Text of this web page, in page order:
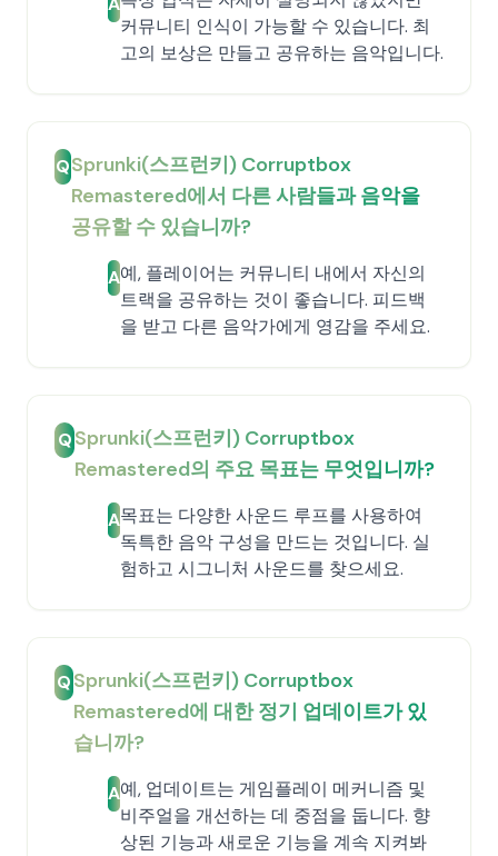
커뮤니티 인식이 가능할 수 있습니다. 최
고의 보상은 만들고 공유하는 음악입니다.
QSprunki(스프런키) Corruptbox
Remastered에서 다른 사람들과 음악을
공유할 수 있습니까?
A예, 플레이어는 커뮤니티 내에서 자신의
트랙을 공유하는 것이 좋습니다. 피드백
을 받고 다른 음악가에게 영감을 주세요.
QSprunki(스프런키) Corruptbox
Remastered의 주요 목표는 무엇입니까?
A목표는 다양한 사운드 루프를 사용하여
독특한 음악 구성을 만드는 것입니다. 실
험하고 시그니처 사운드를 찾으세요.
QSprunki(스프런키) Corruptbox
Remastered에 대한 정기 업데이트가 있
습니까?
A예, 업데이트는 게임플레이 메커니즘 및
비주얼을 개선하는 데 중점을 둡니다. 향
상된 기능과 새로운 기능을 계속 지켜봐